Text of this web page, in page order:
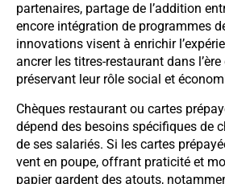
partenaires, partage de l’addition
encore intégration de programmes
innovations visent à enrichir
ancrer les titres-restaurant dans
préservant leur rôle social et
Chèques restaurant ou cartes
dépend des besoins spécifiques de
de ses salariés. Si les cartes
vent en poupe, offrant praticité et
papier gardent des atouts,